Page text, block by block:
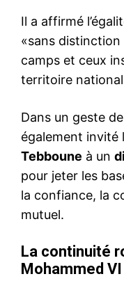
Il a affirmé
«sans
camps et ceux
territoire
Dans un geste
également invité
Tebboune à un
pour jeter les
la confiance, la
mutuel.
La continuité
Mohammed VI